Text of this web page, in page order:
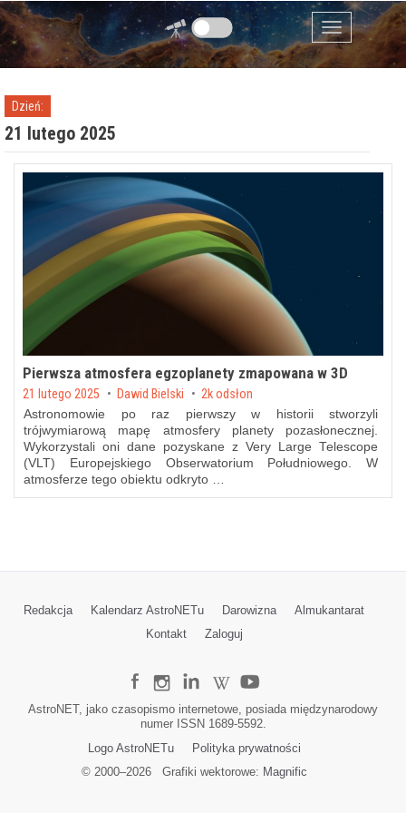
Przejdź do zawartości
Menu
Dzień:
21 lutego 2025
Pierwsza atmosfera egzoplanety zmapowana w 3D
Posted on
21 lutego 2025 byDawid Bielski 2k odsłon
Astronomowie po raz pierwszy w historii stworzyli
trójwymiarową mapę atmosfery planety pozasłonecznej.
Wykorzystali oni dane pozyskane z Very Large Telescope
(VLT) Europejskiego Obserwatorium Południowego. W
atmosferze tego obiektu odkryto …
Redakcja Kalendarz AstroNETu Darowizna
Almukantarat
Kontakt
Zaloguj
AstroNET, jako czasopismo internetowe, posiada międzynarodowy
numer ISSN 1689-5592.
Logo AstroNETu
Polityka prywatności
© 2000–2026Grafiki wektorowe: Magnific